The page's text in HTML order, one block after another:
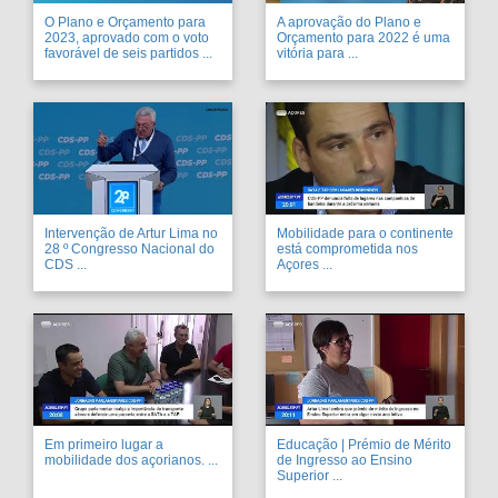
O Plano e Orçamento para
2023, aprovado com o voto
favorável de seis partidos ...
A aprovação do Plano e
Orçamento para 2022 é uma
vitória para ...
Intervenção de Artur Lima no
28 º Congresso Nacional do
CDS ...
Mobilidade para o continente
está comprometida nos
Açores ...
Em primeiro lugar a
mobilidade dos açorianos. ...
Educação | Prémio de Mérito
de Ingresso ao Ensino
Superior ...